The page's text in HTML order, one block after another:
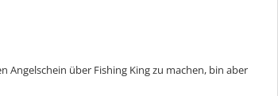
Angelschein über Fishing King zu machen, bin aber